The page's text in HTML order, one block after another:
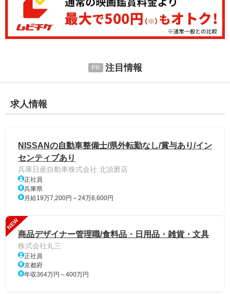
注目情報
求人情報
NISSANの自動車整備士/県外転勤なし/賞与あり/イン
センティブあり
兵庫日産自動車株式会社 北須磨店
正社員
兵庫県
月給19万7,200円～24万6,600円
NEW
商品デザイナー管理職/食料品・日用品・雑貨・文具
株式会社丸三
正社員
京都府
年収364万円～400万円